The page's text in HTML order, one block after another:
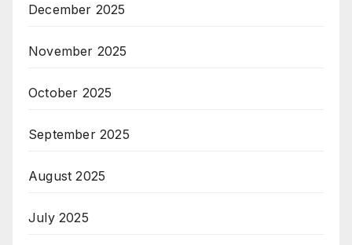
December 2025
November 2025
October 2025
September 2025
August 2025
July 2025